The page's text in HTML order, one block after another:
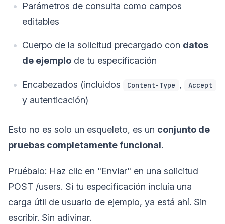
Parámetros de consulta como campos
editables
Cuerpo de la solicitud precargado con datos
de ejemplo de tu especificación
Encabezados (incluidos Content-Type , Accept
y autenticación)
Esto no es solo un esqueleto, es un conjunto de
pruebas completamente funcional.
Pruébalo: Haz clic en "Enviar" en una solicitud
POST /users. Si tu especificación incluía una
carga útil de usuario de ejemplo, ya está ahí. Sin
escribir. Sin adivinar.